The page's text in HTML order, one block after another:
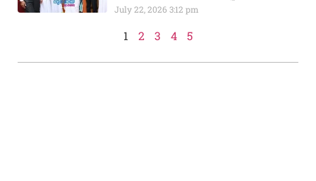
July 22, 20263:12 pm
1 2 3 4 5